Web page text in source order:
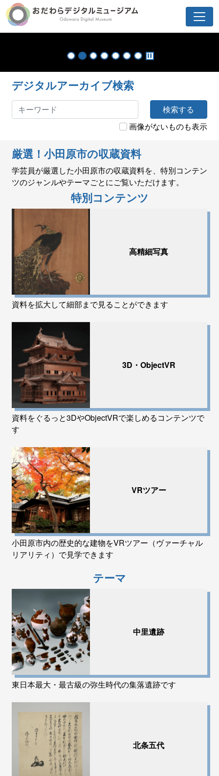
pause
デジタルアーカイブ検索
検索する
画像がないものも表示
厳選！小田原市の収蔵資料
学芸員が厳選した小田原市の収蔵資料を、特別コンテン
ツのジャンルやテーマごとにご覧いただけます。
特別コンテンツ
高精細写真
資料を拡大して細部まで見ることができます
3D・ObjectVR
資料をぐるっと3DやObjectVRで楽しめるコンテンツで
す
VRツアー
小田原市内の歴史的な建物をVRツアー（ヴァーチャル
リアリティ）で見学できます
テーマ
中里遺跡
東日本最大・最古級の弥生時代の集落遺跡です
北条五代